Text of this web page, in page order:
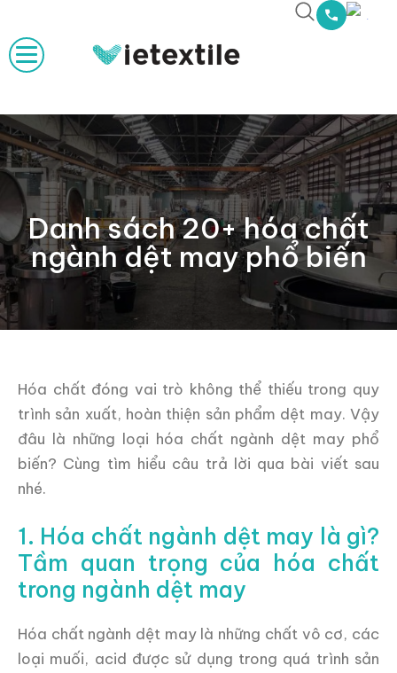
Danh sách 20+ hóa chất
ngành dệt may phổ biến
Hóa chất đóng vai trò không thể thiếu trong quy
trình sản xuất, hoàn thiện sản phẩm dệt may. Vậy
đâu là những loại hóa chất ngành dệt may phổ
biến? Cùng tìm hiểu câu trả lời qua bài viết sau
nhé.
1. Hóa chất ngành dệt may là gì?
Tầm quan trọng của hóa chất
trong ngành dệt may
Hóa chất ngành dệt may là những chất vô cơ, các
loại muối, acid được sử dụng trong quá trình sản